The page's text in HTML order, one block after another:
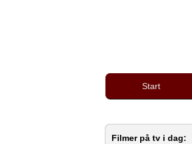
Start
Filmer på tv i dag: